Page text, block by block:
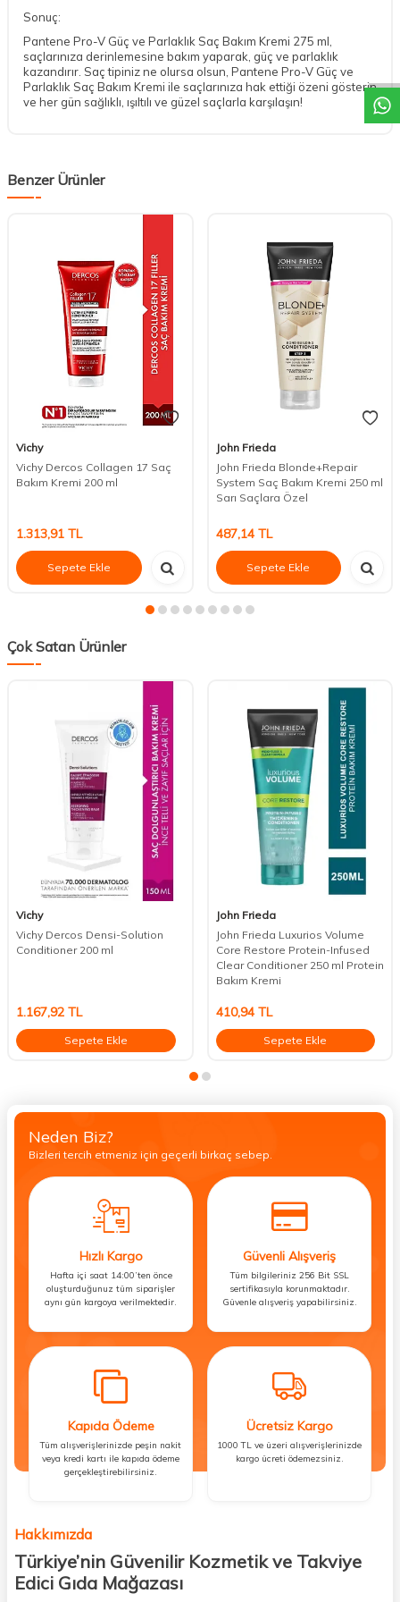
Sonuç:
Pantene Pro-V Güç ve Parlaklık Saç Bakım Kremi 275 ml,
saçlarınıza derinlemesine bakım yaparak, güç ve parlaklık
kazandırır. Saç tipiniz ne olursa olsun, Pantene Pro-V Güç ve
Parlaklık Saç Bakım Kremi ile saçlarınıza hak ettiği özeni gösterin
ve her gün sağlıklı, ışıltılı ve güzel saçlarla karşılaşın!
Benzer Ürünler
Vichy
Vichy Dercos Collagen 17 Saç
Bakım Kremi 200 ml
1.313,91 TL
Sepete Ekle
John Frieda
John Frieda Blonde+Repair
System Saç Bakım Kremi 250 ml
Sarı Saçlara Özel
487,14TL
Sepete Ekle
Çok Satan Ürünler
Vichy
Vichy Dercos Densi-Solution
Conditioner 200 ml
1.167,92 TL
Sepete Ekle
John Frieda
John Frieda Luxurios Volume
Core Restore Protein-Infused
Clear Conditioner 250 ml Protein
Bakım Kremi
410,94TL
Sepete Ekle
Neden Biz?
Bizleri tercih etmeniz için geçerli birkaç sebep.
Hızlı Kargo
Hafta içi saat 14:00’ten önce
oluşturduğunuz tüm siparişler
aynı gün kargoya verilmektedir.
Güvenli Alışveriş
Tüm bilgileriniz 256 Bit SSL
sertifikasıyla korunmaktadır.
Güvenle alışveriş yapabilirsiniz.
Kapıda Ödeme
Tüm alışverişlerinizde peşin nakit
veya kredi kartı ile kapıda ödeme
gerçekleştirebilirsiniz.
Ücretsiz Kargo
1000 TL ve üzeri alışverişlerinizde
kargo ücreti ödemezsiniz.
Hakkımızda
Türkiye’nin Güvenilir Kozmetik ve Takviye
Edici Gıda Mağazası